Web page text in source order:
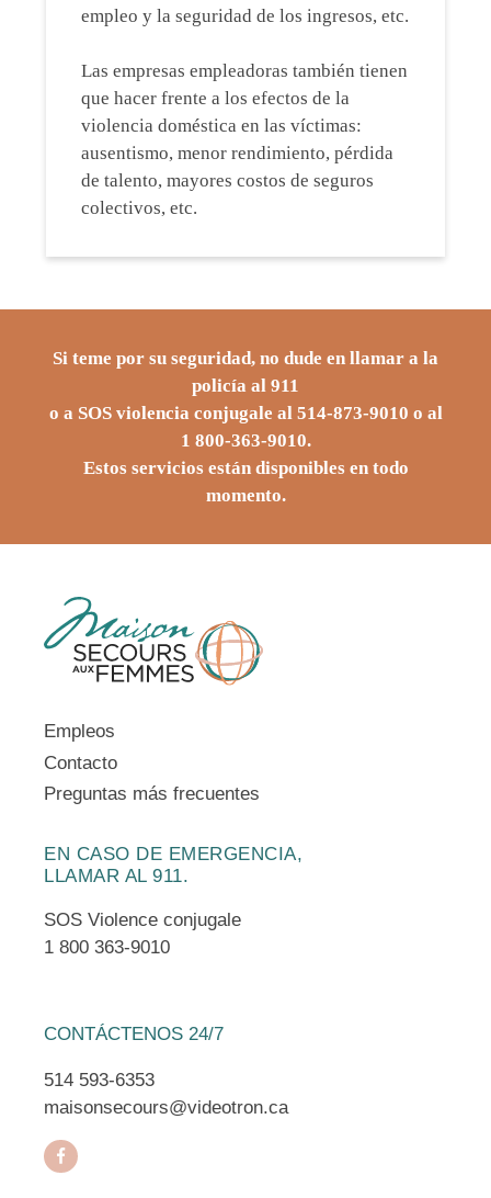
empleo y la seguridad de los ingresos, etc.
Las empresas empleadoras también tienen
que hacer frente a los efectos de la
violencia doméstica en las víctimas:
ausentismo, menor rendimiento, pérdida
de talento, mayores costos de seguros
colectivos, etc.
Si teme por su seguridad, no dude en llamar a la
policía al 911
o a SOS violencia conjugale al 514-873-9010 o al
1 800-363-9010.
Estos servicios están disponibles en todo
momento.
Empleos
Contacto
Preguntas más frecuentes
EN CASO DE EMERGENCIA,
LLAMAR AL 911.
SOS Violence conjugale
1 800 363-9010
CONTÁCTENOS 24/7
514 593-6353
maisonsecours@videotron.ca